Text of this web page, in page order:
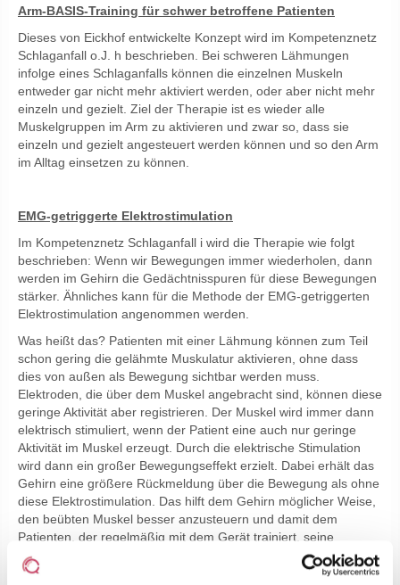
Arm-BASIS-Training für schwer betroffene Patienten
Dieses von Eickhof entwickelte Konzept wird im Kompetenznetz
Schlaganfall o.J. h beschrieben. Bei schweren Lähmungen
infolge eines Schlaganfalls können die einzelnen Muskeln
entweder gar nicht mehr aktiviert werden, oder aber nicht mehr
einzeln und gezielt. Ziel der Therapie ist es wieder alle
Muskelgruppen im Arm zu aktivieren und zwar so, dass sie
einzeln und gezielt angesteuert werden können und so den Arm
im Alltag einsetzen zu können.
EMG-getriggerte Elektrostimulation
Im Kompetenznetz Schlaganfall i wird die Therapie wie folgt
beschrieben: Wenn wir Bewegungen immer wiederholen, dann
werden im Gehirn die Gedächtnisspuren für diese Bewegungen
stärker. Ähnliches kann für die Methode der EMG-getriggerten
Elektrostimulation angenommen werden.
Was heißt das? Patienten mit einer Lähmung können zum Teil
schon gering die gelähmte Muskulatur aktivieren, ohne dass
dies von außen als Bewegung sichtbar werden muss.
Elektroden, die über dem Muskel angebracht sind, können diese
geringe Aktivität aber registrieren. Der Muskel wird immer dann
elektrisch stimuliert, wenn der Patient eine auch nur geringe
Aktivität im Muskel erzeugt. Durch die elektrische Stimulation
wird dann ein großer Bewegungseffekt erzielt. Dabei erhält das
Gehirn eine größere Rückmeldung über die Bewegung als ohne
diese Elektrostimulation. Das hilft dem Gehirn möglicher Weise,
den beübten Muskel besser anzusteuern und damit dem
Patienten, der regelmäßig mit dem Gerät trainiert, seine
Lähmung zu überwinden.